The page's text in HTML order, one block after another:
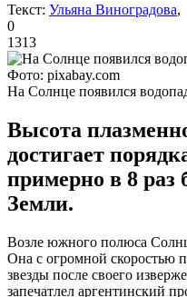
Текст: Ульяна Виноградова,
0
1313
Фото: pixabay.com
На Солнце появился
Высота
достигает
примерно в 8 раз
Земли.
Возле южного полюса
Она с огромной скоростью
звезды после своего
запечатлел аргентинский